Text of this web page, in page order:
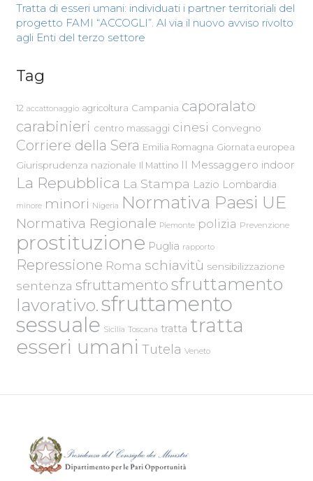
Tratta di esseri umani: individuati i partner territoriali del
progetto FAMI “ACCOGLI”. Al via il nuovo avviso rivolto
agli Enti del terzo settore
Tag
12 accattonaggio agricoltura Campania caporalato
carabinieri centro massaggi cinesi Convegno
Corriere della Sera Emilia Romagna Giornata europea
Giurisprudenza nazionale Il Mattino Il Messaggero indoor
La Repubblica La Stampa Lazio Lombardia
minore minori Nigeria Normativa Paesi UE
Normativa Regionale Piemonte polizia Prevenzione
prostituzione Puglia rapporto
Repressione Roma schiavitù sensibilizzazione
sentenza sfruttamento sfruttamento
lavorativo.sfruttamento
sessuale Sicilia Toscana tratta tratta
esseri umani Tutela Veneto